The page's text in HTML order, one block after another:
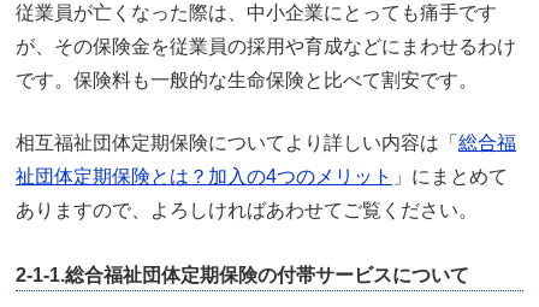
従業員が亡くなった際は、中小企業にとっても痛手です
が、その保険金を従業員の採用や育成などにまわせるわけ
です。保険料も一般的な生命保険と比べて割安です。
相互福祉団体定期保険についてより詳しい内容は「 総合福
祉団体定期保険とは？加入の4つのメリット 」にまとめて
ありますので、よろしければあわせてご覧ください。
2-1-1.総合福祉団体定期保険の付帯サービスについて